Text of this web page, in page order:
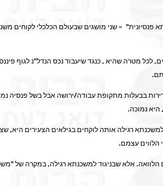
– שני מושגים שבעולם הכלכלי לקוחים
לכל מטרה שהיא , כנגד שיעבוד נכס הנדל"נ לגוף
בבעלות מתקופת עבודה/ירושה אבל בשל פנסיה
נמוכה.
רגילה אותה לוקחים בגילאים הצעירים היא,
הלווים עצמם.
אלא שבניגוד למשכנתא רגילה, במקרה של